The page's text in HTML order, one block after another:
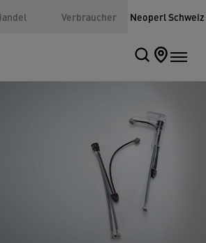
Verbraucher Neoperl Schweiz